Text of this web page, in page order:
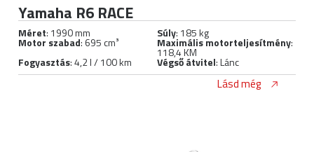
Yamaha R6 RACE
Méret: 1990 mm Súly: 185 kg
Motor szabad: 695 cm³ Maximális motorteljesítmény:
118,4 KM
Fogyasztás: 4,2 l / 100 km Végső átvitel: Lánc
Lásd még